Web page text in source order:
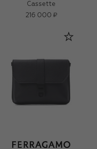
Cassette
216 000 ₽